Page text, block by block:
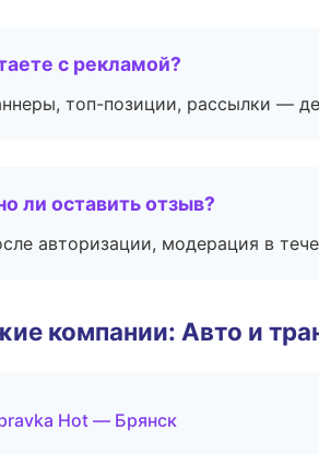
с рекламой?
топ-позиции, рассылки —
ли оставить отзыв?
авторизации, модерация в
компании: Авто и
Hot — Брянск